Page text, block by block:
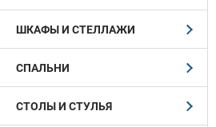
ШКАФЫ И СТЕЛЛАЖИ
СПАЛЬНИ
СТОЛЫ И СТУЛЬЯ